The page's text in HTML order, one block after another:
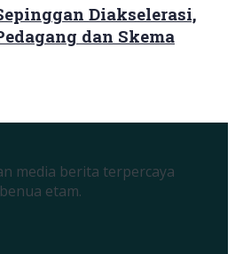
Diakselerasi,
dan Skema
media berita terpercaya
etam.